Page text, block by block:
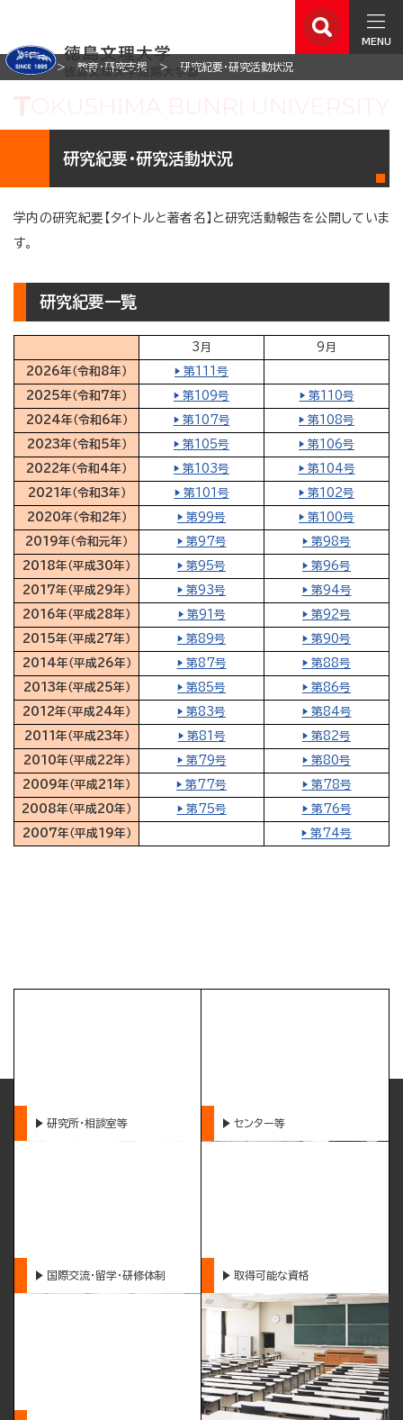
MENU
ホーム 教育・研究支援 研究紀要・研究活動状況
研究紀要・研究活動状況
学内の研究紀要【タイトルと著者名】と研究活動報告を公開していま
す。
研究紀要一覧
3月 9月
2026年（令和8年） ▶ 第111号
2025年（令和7年） ▶ 第109号 ▶ 第110号
2024年（令和6年） ▶ 第107号 ▶ 第108号
2023年（令和5年） ▶ 第105号 ▶ 第106号
2022年（令和4年） ▶ 第103号 ▶ 第104号
2021年（令和3年） ▶ 第101号 ▶ 第102号
2020年（令和2年） ▶ 第99号 ▶ 第100号
2019年（令和元年） ▶ 第97号 ▶ 第98号
2018年（平成30年） ▶ 第95号 ▶ 第96号
2017年（平成29年） ▶ 第93号 ▶ 第94号
2016年（平成28年） ▶ 第91号 ▶ 第92号
2015年（平成27年） ▶ 第89号 ▶ 第90号
2014年（平成26年） ▶ 第87号 ▶ 第88号
2013年（平成25年） ▶ 第85号 ▶ 第86号
2012年（平成24年） ▶ 第83号 ▶ 第84号
2011年（平成23年） ▶ 第81号 ▶ 第82号
2010年（平成22年） ▶ 第79号 ▶ 第80号
2009年（平成21年） ▶ 第77号 ▶ 第78号
2008年（平成20年） ▶ 第75号 ▶ 第76号
2007年（平成19年） ▶ 第74号
研究所・相談室等 センター等
国際交流・留学・研修体制 取得可能な資格